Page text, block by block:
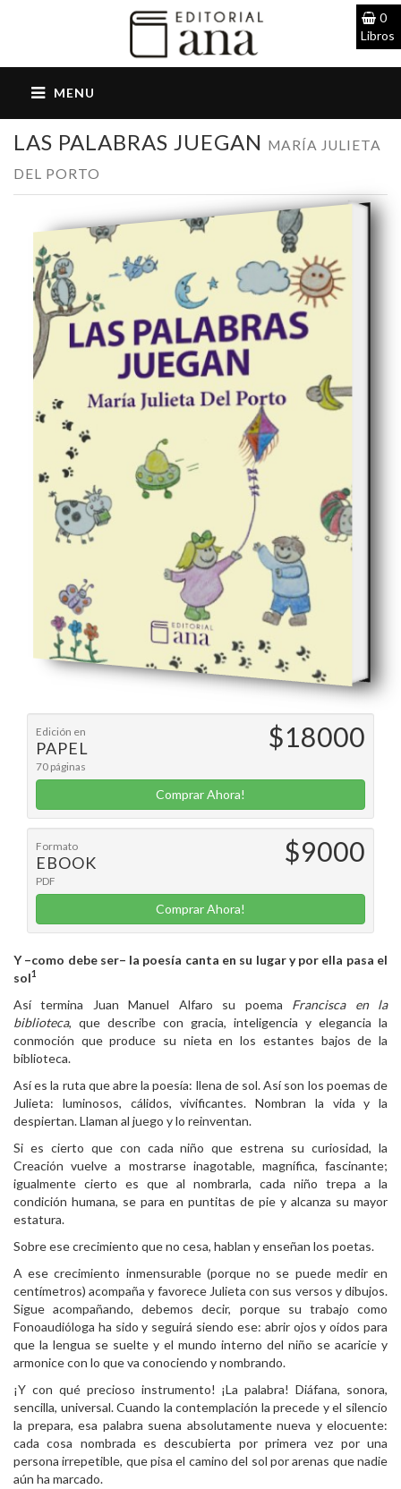
0
Libros
LAS PALABRAS JUEGAN MARÍA JULIETA
DEL PORTO
$18000
Edición en
PAPEL
70 páginas
Comprar Ahora!
$9000
Formato
EBOOK
PDF
Comprar Ahora!
Y –como debe ser– la poesía canta en su lugar y por ella pasa el
sol1
Así termina Juan Manuel Alfaro su poema Francisca en la
biblioteca, que describe con gracia, inteligencia y elegancia la
conmoción que produce su nieta en los estantes bajos de la
biblioteca.
Así es la ruta que abre la poesía: llena de sol. Así son los poemas de
Julieta: luminosos, cálidos, vivificantes. Nombran la vida y la
despiertan. Llaman al juego y lo reinventan.
Si es cierto que con cada niño que estrena su curiosidad, la
Creación vuelve a mostrarse inagotable, magnífica, fascinante;
igualmente cierto es que al nombrarla, cada niño trepa a la
condición humana, se para en puntitas de pie y alcanza su mayor
estatura.
Sobre ese crecimiento que no cesa, hablan y enseñan los poetas.
A ese crecimiento inmensurable (porque no se puede medir en
centímetros) acompaña y favorece Julieta con sus versos y dibujos.
Sigue acompañando, debemos decir, porque su trabajo como
Fonoaudióloga ha sido y seguirá siendo ese: abrir ojos y oídos para
que la lengua se suelte y el mundo interno del niño se acaricie y
armonice con lo que va conociendo y nombrando.
¡Y con qué precioso instrumento! ¡La palabra! Diáfana, sonora,
sencilla, universal. Cuando la contemplación la precede y el silencio
la prepara, esa palabra suena absolutamente nueva y elocuente:
cada cosa nombrada es descubierta por primera vez por una
persona irrepetible, que pisa el camino del sol por arenas que nadie
aún ha marcado.